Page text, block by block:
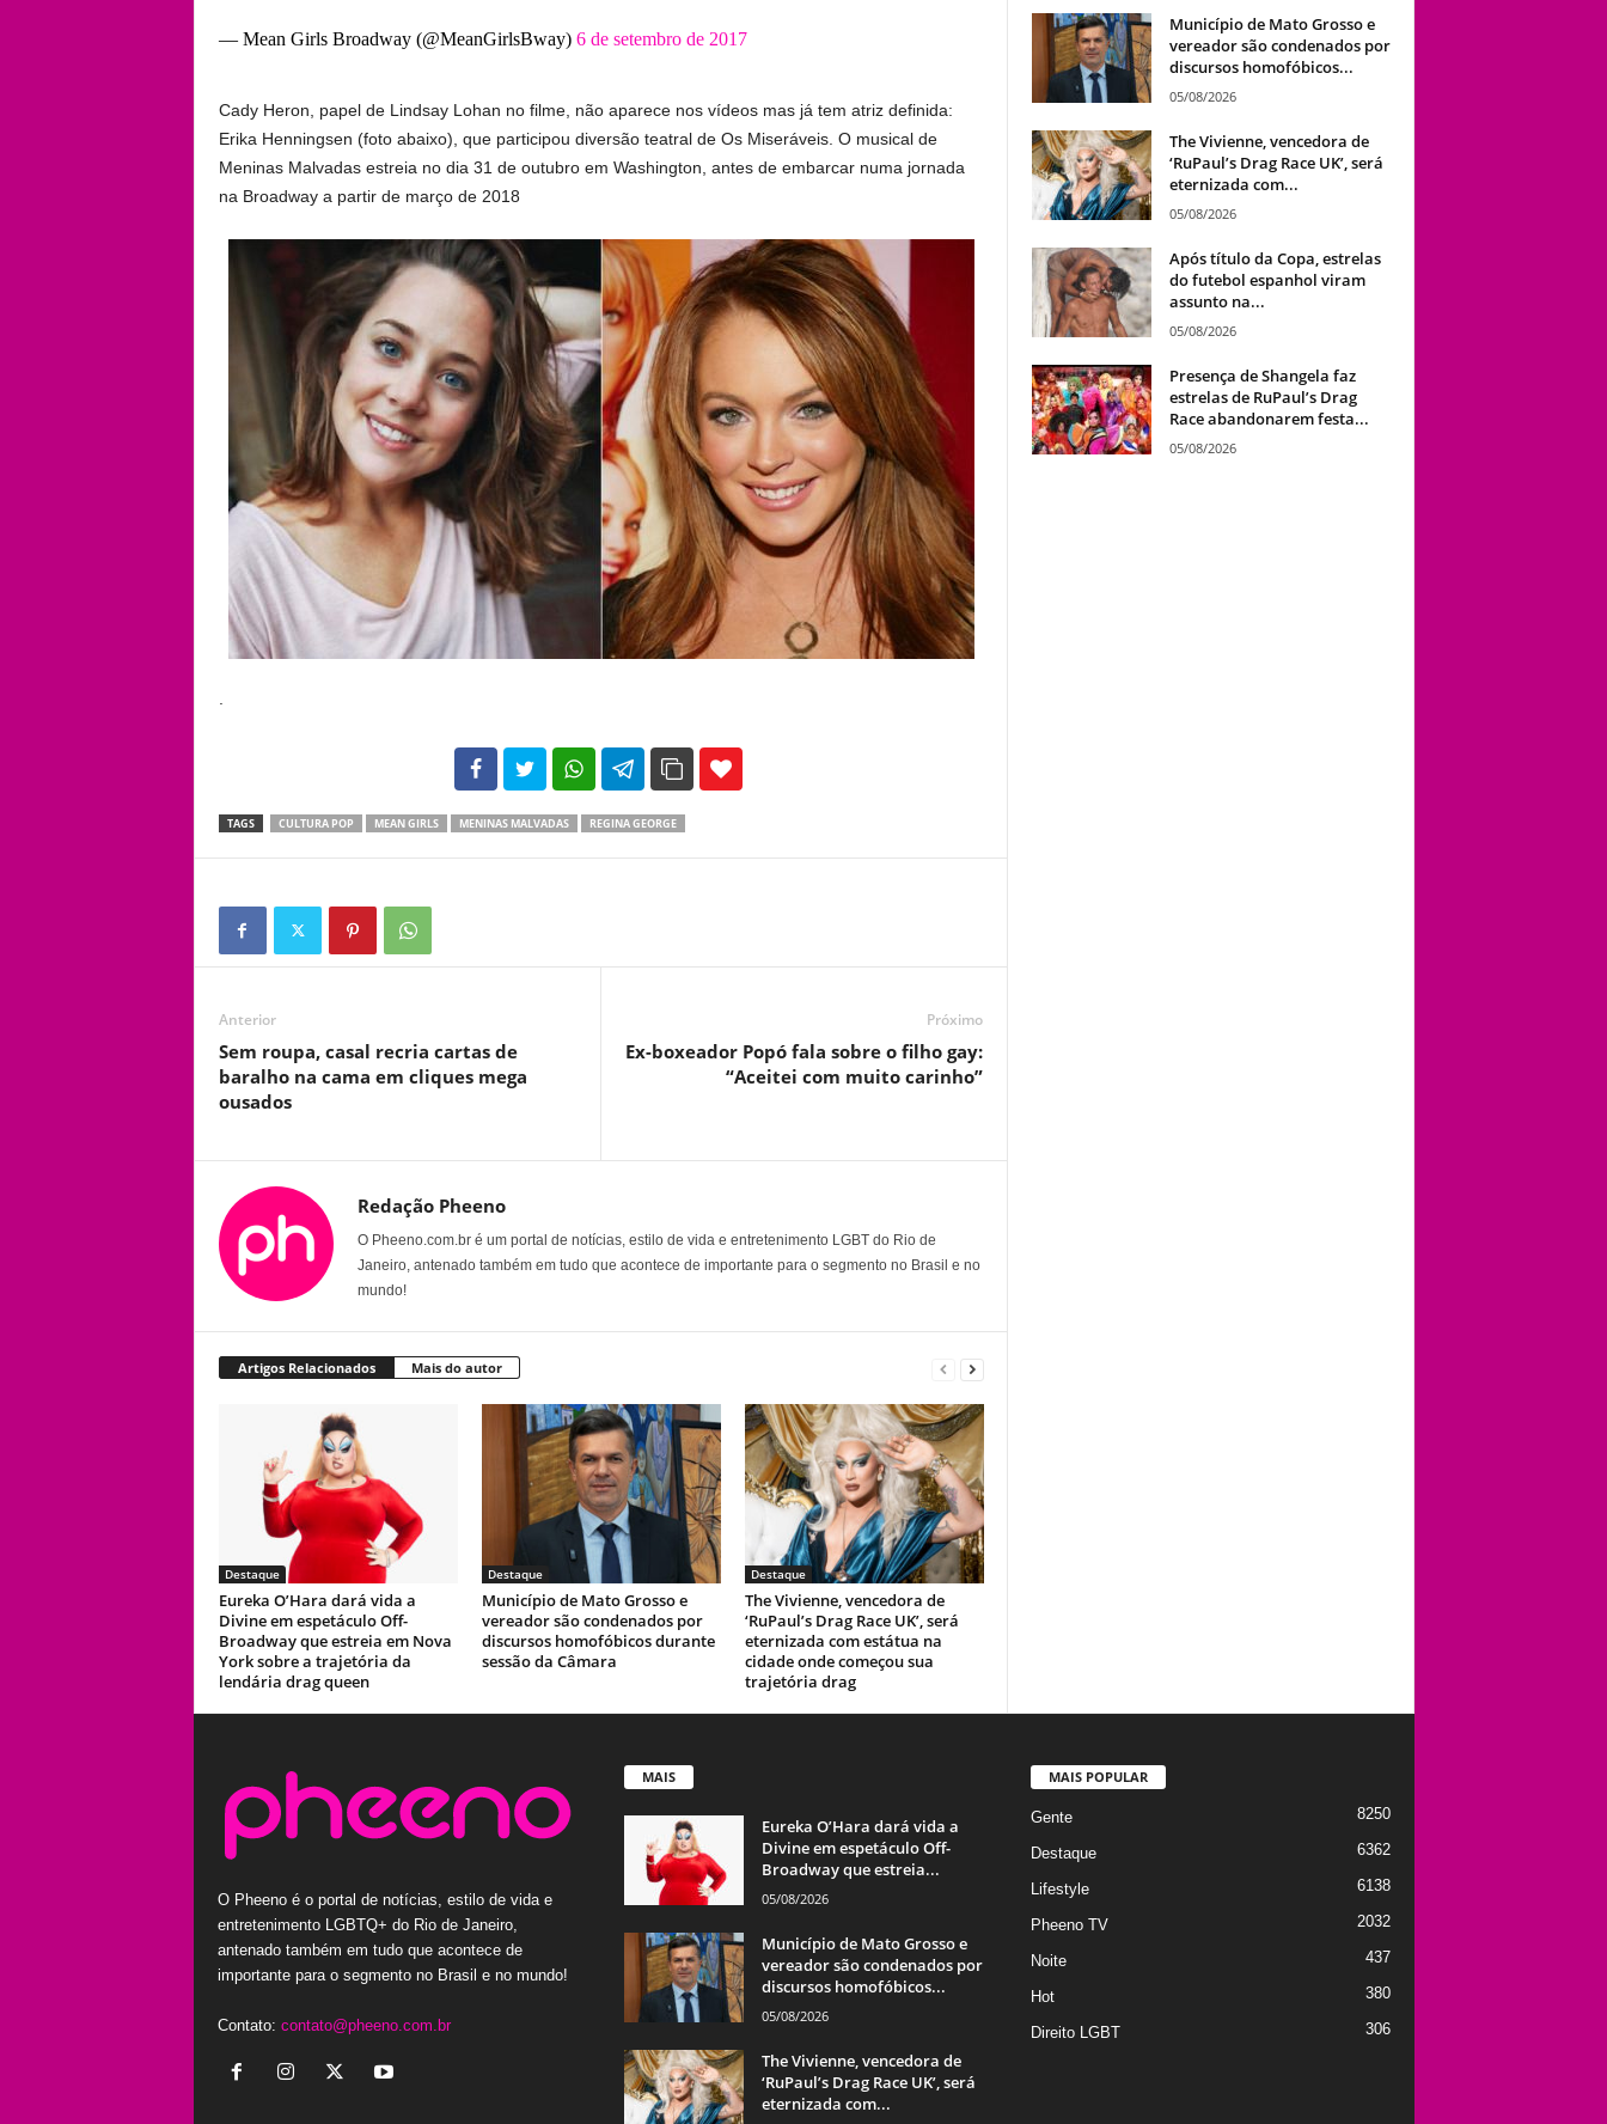
— Mean Girls Broadway (@MeanGirlsBway) 6 de setembro de 2017
Cady Heron, papel de Lindsay Lohan no filme, não aparece nos vídeos mas já tem atriz definida:
Erika Henningsen (foto abaixo), que participou diversão teatral de Os Miseráveis. O musical de
Meninas Malvadas estreia no dia 31 de outubro em Washington, antes de embarcar numa jornada
na Broadway a partir de março de 2018
102 35
TAGS CULTURA POP MEAN GIRLS MENINAS MALVADAS REGINA GEORGE
Anterior
Sem roupa, casal recria cartas de
baralho na cama em cliques mega
ousados
Próximo
Ex-boxeador Popó fala sobre o filho gay:
“Aceitei com muito carinho”
Redação Pheeno
O Pheeno.com.br é um portal de notícias, estilo de vida e entretenimento LGBT do Rio de
Janeiro, antenado também em tudo que acontece de importante para o segmento no Brasil e no
mundo!
Artigos Relacionados Mais do autor
Destaque
Eureka O’Hara dará vida a
Divine em espetáculo Off-
Broadway que estreia em Nova
York sobre a trajetória da
lendária drag queen
Destaque
Município de Mato Grosso e
vereador são condenados por
discursos homofóbicos durante
sessão da Câmara
Destaque
The Vivienne, vencedora de
‘RuPaul’s Drag Race UK’, será
eternizada com estátua na
cidade onde começou sua
trajetória drag
Município de Mato Grosso e
vereador são condenados por
discursos homofóbicos...
05/08/2026
The Vivienne, vencedora de
‘RuPaul’s Drag Race UK’, será
eternizada com...
05/08/2026
Após título da Copa, estrelas
do futebol espanhol viram
assunto na...
05/08/2026
Presença de Shangela faz
estrelas de RuPaul’s Drag
Race abandonarem festa...
05/08/2026
O Pheeno é o portal de notícias, estilo de vida e
entretenimento LGBTQ+ do Rio de Janeiro,
antenado também em tudo que acontece de
importante para o segmento no Brasil e no mundo!
Contato: contato@pheeno.com.br
MAIS
Eureka O’Hara dará vida a
Divine em espetáculo Off-
Broadway que estreia...
05/08/2026
Município de Mato Grosso e
vereador são condenados por
discursos homofóbicos...
05/08/2026
The Vivienne, vencedora de
‘RuPaul’s Drag Race UK’, será
eternizada com...
MAIS POPULAR
Gente 8250
Destaque 6362
Lifestyle 6138
Pheeno TV 2032
Noite 437
Hot 380
Direito LGBT 306